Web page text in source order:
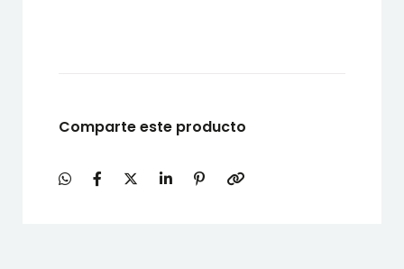
Comparte este producto